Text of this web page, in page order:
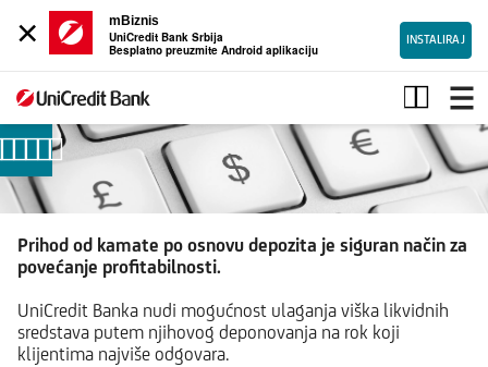
×
mBiznis
UniCredit Bank Srbija
Besplatno preuzmite Android aplikaciju
INSTALIRAJ
Oročena
štednja
Prihod od kamate po osnovu depozita je siguran način za
povećanje profitabilnosti.
UniCredit Banka nudi mogućnost ulaganja viška likvidnih
sredstava putem njihovog deponovanja na rok koji
klijentima najviše odgovara.